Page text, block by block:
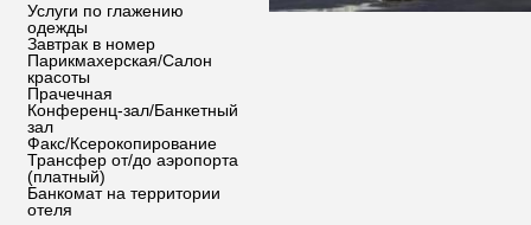
Услуги по глажению
одежды
Завтрак в номер
Парикмахерская/Салон
красоты
Прачечная
Конференц-зал/Банкетный
зал
Факс/Ксерокопирование
Трансфер от/до аэропорта
(платный)
Банкомат на территории
отеля